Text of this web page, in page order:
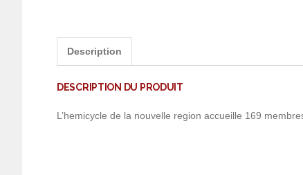
Description
DESCRIPTION DU PRODUIT
L’hemicycle de la nouvelle region accueille 169